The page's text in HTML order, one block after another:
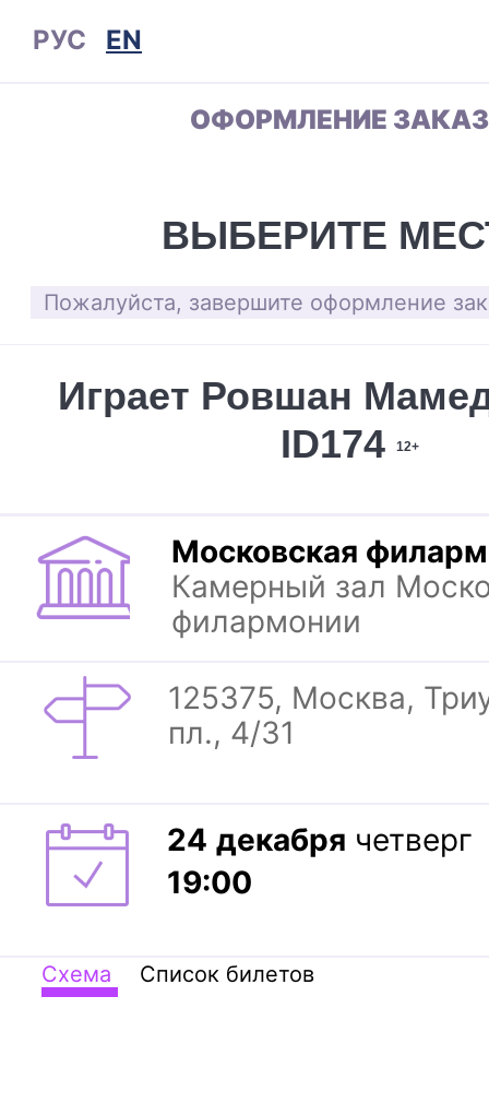
РУС EN
ОФОРМЛЕНИЕ
ВЫБЕРИТЕ
Пожалуйста, завершите оформление
Играет Ровшан
ID174
12+
Московская
Камерный зал
филармонии
125375, Москва,
пл., 4/31
24 декабря четверг
19:00
Схема Список билетов